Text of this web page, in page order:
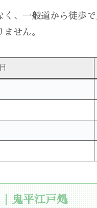
く、一般道から徒歩
せん。
鬼平江戸処